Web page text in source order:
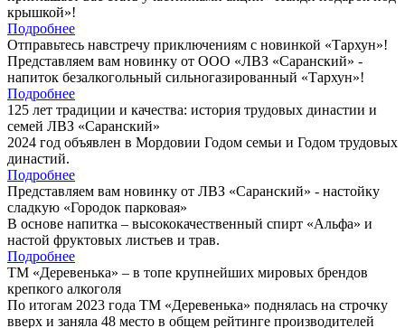
крышкой»!
Подробнее
Отправьтесь навстречу приключениям с новинкой «Тархун»!
Представляем вам новинку от ООО «ЛВЗ «Саранский» -
напиток безалкогольный сильногазированный «Тархун»!
Подробнее
125 лет традиции и качества: история трудовых династии и
семей ЛВЗ «Саранский»
2024 год объявлен в Мордовии Годом семьи и Годом трудовых
династий.
Подробнее
Представляем вам новинку от ЛВЗ «Саранский» - настойку
сладкую «Городок парковая»
В основе напитка – высококачественный спирт «Альфа» и
настой фруктовых листьев и трав.
Подробнее
ТМ «Деревенька» – в топе крупнейших мировых брендов
крепкого алкоголя
По итогам 2023 года ТМ «Деревенька» поднялась на строчку
вверх и заняла 48 место в общем рейтинге производителей